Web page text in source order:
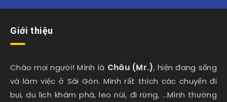
Giới thiệu
Chào mọi người! Mình là Châu (Mr.), hiện đang sống
và làm việc ở Sài Gòn. Mình rất thích các chuyến đi
bụi, du lịch khám phá, leo núi, đi rừng, …Mình thường